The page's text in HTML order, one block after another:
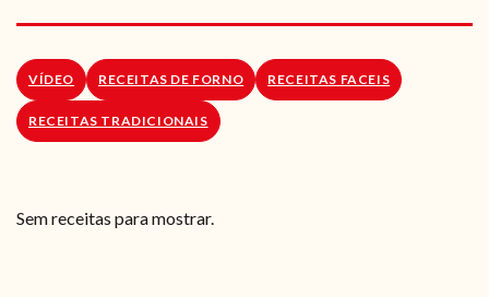
RECEITAS VEGGIE
SOBRE NÓS
LOJA ONLINE
VÍDEO RECEITAS DE FORNO RECEITAS FACEIS
RECEITAS TRADICIONAIS
Sem receitas para mostrar.